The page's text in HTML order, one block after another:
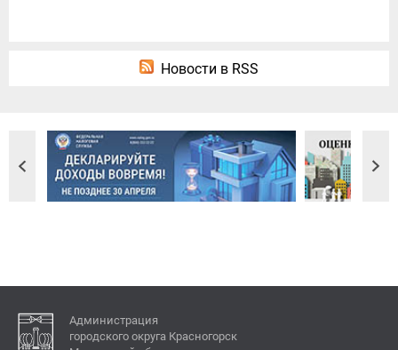
Новости в RSS
Администрация
городского округа Красногорск